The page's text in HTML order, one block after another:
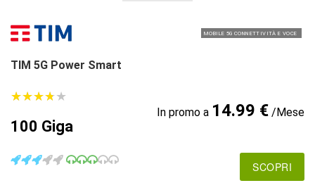
MOBILE 5G CONNETTIVITÀ E VOCE
TIM 5G Power Smart
★★★★★
★★★★★
100 Giga
In promo a 14.99 €/Mese
SCOPRI